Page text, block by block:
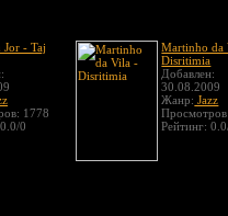
Jor - Taj
1778
0
Martinho da
Disritimia
Добавлен:
30.08.2009
Жанр: Jazz
Рейтинг: